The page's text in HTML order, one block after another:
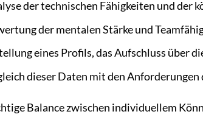
der technischen Fähigkeiten und der
der mentalen Stärke und
eines Profils, das Aufschluss über
dieser Daten mit den
Balance zwischen individuellem